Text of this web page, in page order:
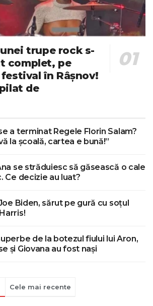
trupe rock s-
complet, pe
în Râșnov!
de
a terminat Regele Florin Salam?
la școală, cartea e bună!”
se străduiesc să găsească o cale
Ce decizie au luat?
Biden, sărut pe gură cu soțul
de la botezul fiului lui Aron,
și Giovana au fost nași
Cele mai recente